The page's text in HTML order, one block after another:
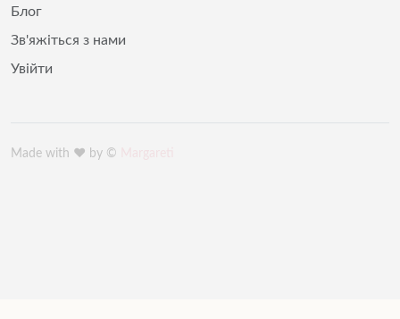
Блог
Зв'яжіться з нами
Увійти
Made with ♥️ by ©